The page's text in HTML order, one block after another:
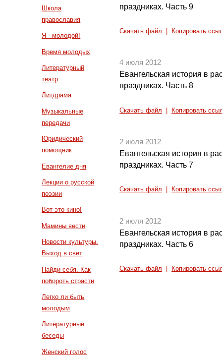
Школа
православия
Я - молодой!
Время молодых
Литературный
театр
Литдрама
Музыкальные
передачи
Юридический
помощник
Евангелие дня
Лекции о русской
поэзии
Вот это кино!
Мамины вести
Новости культуры.
Выход в свет
Найди себя. Как
побороть страсти
Легко ли быть
молодым
Литературные
беседы
Женский голос
праздниках. Часть 9
Скачать файл Копировать
4 июля 2012
Евангельская история в
праздниках. Часть 8
Скачать файл Копировать
2 июля 2012
Евангельская история в
праздниках. Часть 7
Скачать файл Копировать
2 июля 2012
Евангельская история в
праздниках. Часть 6
Скачать файл Копировать